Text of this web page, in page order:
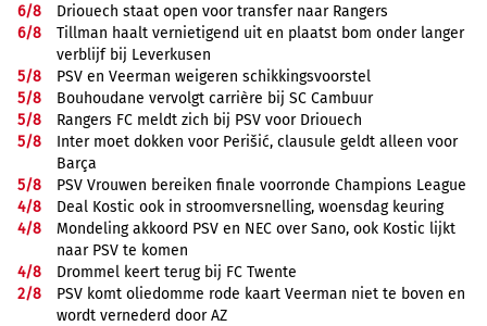
6/8
Driouech staat open voor transfer naar Rangers
6/8
Tillman haalt vernietigend uit en plaatst bom onder langer
verblijf bij Leverkusen
5/8
PSV en Veerman weigeren schikkingsvoorstel
5/8
Bouhoudane vervolgt carrière bij SC Cambuur
5/8
Rangers FC meldt zich bij PSV voor Driouech
5/8
Inter moet dokken voor Perišić, clausule geldt alleen voor
Barça
5/8
PSV Vrouwen bereiken finale voorronde Champions League
4/8
Deal Kostic ook in stroomversnelling, woensdag keuring
4/8
Mondeling akkoord PSV en NEC over Sano, ook Kostic lijkt
naar PSV te komen
4/8
Drommel keert terug bij FC Twente
2/8
PSV komt oliedomme rode kaart Veerman niet te boven en
wordt vernederd door AZ